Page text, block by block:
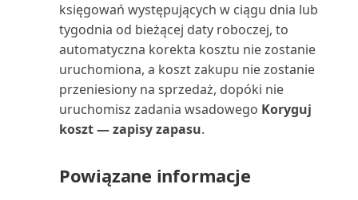
Ubezpieczenie: lista (raport)
Ubezpieczenie: nieubezpieczone
ŚT (raport)
Ubezpieczenie: szczegóły
pokrycia (raport)
Udziały kosztów
jednopoziomowe (raport)
księgowań występujących w ciągu dnia lub
tygodnia od bieżącej daty roboczej, to
automatyczna korekta kosztu nie zostanie
uruchomiona, a koszt zakupu nie zostanie
przeniesiony na sprzedaż, dopóki nie
uruchomisz zadania wsadowego Koryguj
koszt — zapisy zapasu.
Powiązane informacje